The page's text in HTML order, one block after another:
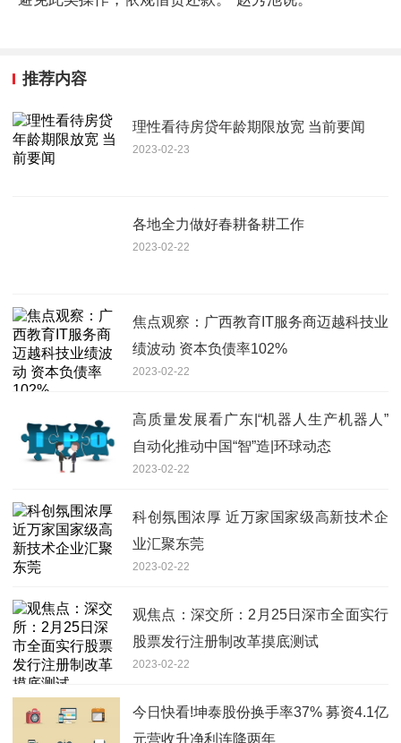
推荐内容
理性看待房贷年龄期限放宽 当前要闻
2023-02-23
各地全力做好春耕备耕工作
2023-02-22
焦点观察：广西教育IT服务商迈越科技业
绩波动 资本负债率102%
2023-02-22
高质量发展看广东|“机器人生产机器人”
自动化推动中国“智”造|环球动态
2023-02-22
科创氛围浓厚 近万家国家级高新技术企
业汇聚东莞
2023-02-22
观焦点：深交所：2月25日深市全面实行
股票发行注册制改革摸底测试
2023-02-22
今日快看!坤泰股份换手率37% 募资4.1亿
元营收升净利连降两年